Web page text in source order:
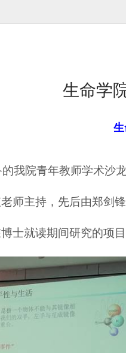
生命学
我院青年教师学术沙
师主持，先后由郑剑
士就读期间研究的项